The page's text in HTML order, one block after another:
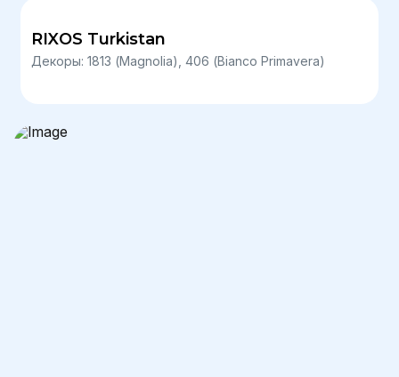
RIXOS Turkistan
Декоры: 1813 (Magnolia), 406 (Bianco Primavera)